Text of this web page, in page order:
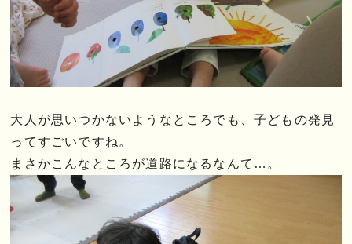
大人が思いつかないようなところでも、子どもの発見
ってすごいですね。
まさかこんなところが道路になるなんて…。